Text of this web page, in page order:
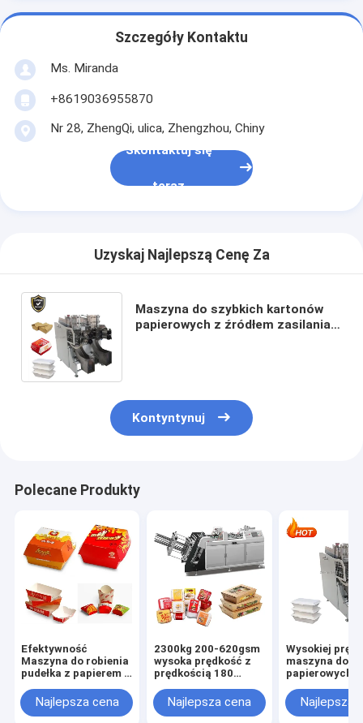
Szczegóły Kontaktu
Ms. Miranda
+8619036955870
Nr 28, ZhengQi, ulica, Zhengzhou, Chiny
Skontaktuj się
teraz
Uzyskaj Najlepszą Cenę Za
Maszyna do szybkich kartonów
papierowych z źródłem zasilania
Kontyntynuj
Polecane Produkty
Efektywność
Maszyna do robienia
pudełka z papierem z
sztuk/min i źródłem
zasilania 3 kW
Najlepsza cena
2300kg 200-620gsm
wysoka prędkość z
prędkością 180
zapotrzebowania na
powietrze
Najlepsza cena
Wysokiej
maszyna do
papierowych
pojemności
sztuk na
Najlepsza